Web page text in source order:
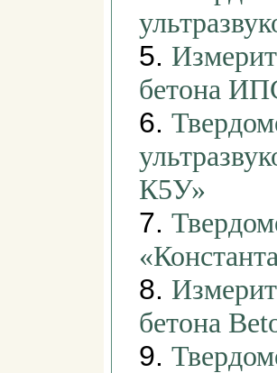
5.
бетона
6.
К5У»
7.
8.
бетона
9.